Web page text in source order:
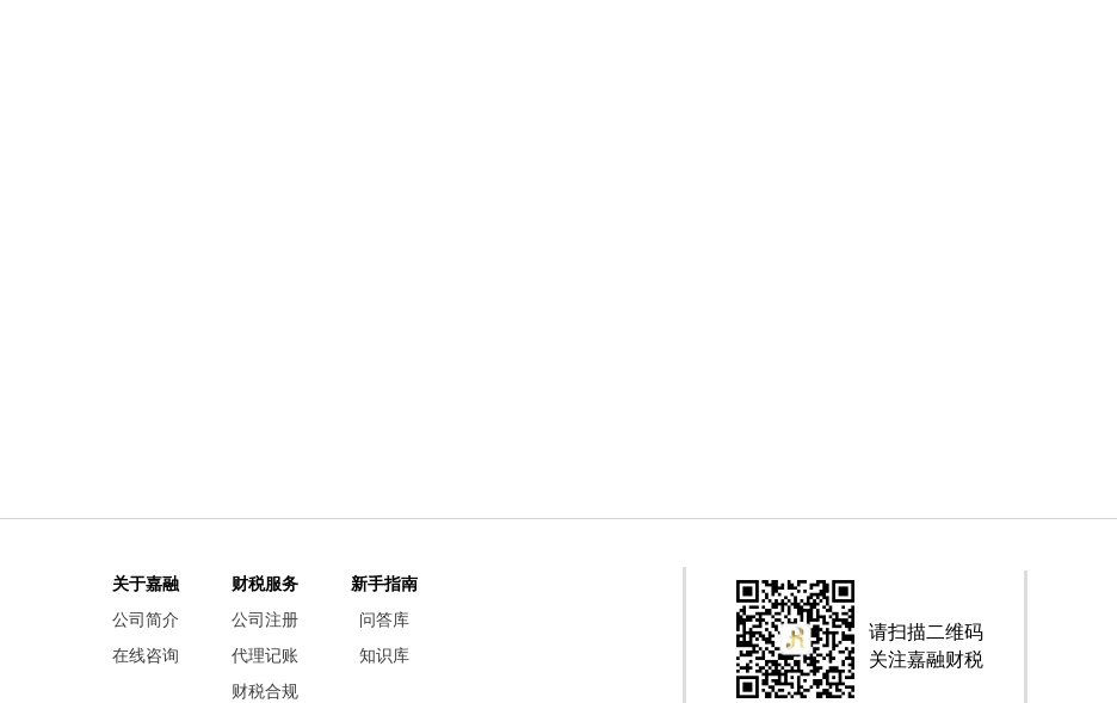
关于嘉融
公司简介
在线咨询
财税服务
公司注册
代理记账
财税合规
新手指南
问答库
知识库
请扫描二维码
关注嘉融财税